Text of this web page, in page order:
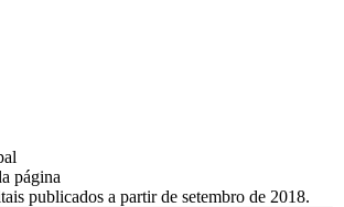
página
publicados a partir de setembro de 2018.